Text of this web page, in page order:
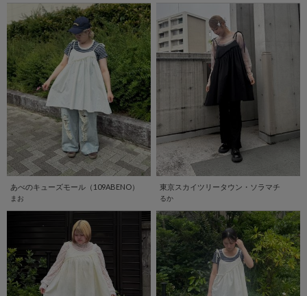
あべのキューズモール（109ABENO）
まお
東京スカイツリータウン・ソラマチ
るか